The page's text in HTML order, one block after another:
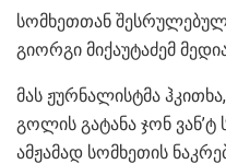
სომხეთთან
გიორგი მიქაუტაძემ
მას ჟურნალისტმა
გოლის გატანა ჯონ
ამჟამად სომხეთის